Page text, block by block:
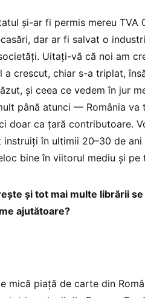
și-ar fi permis mereu TVA
dar ar fi salvat o
Uitați-vă că noi am
a crescut, chiar s-a triplat,
și ceea ce vedem în jur
până atunci — România va
doar ca țară contributoare.
instruiți în ultimii 20–30 de
bine în viitorul mediu și pe
și tot mai multe librării
ajutătoare?
mică piață de carte din